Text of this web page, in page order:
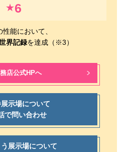
★6
能において、
界記録を達成（※3）
店公式HPへ
示場について
で問い合わせ
う展示場について